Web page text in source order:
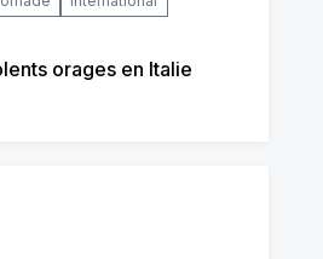
orages en Italie